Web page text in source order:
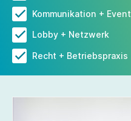
Kommunikation + Event
Lobby + Netzwerk
Recht + Betriebspraxis